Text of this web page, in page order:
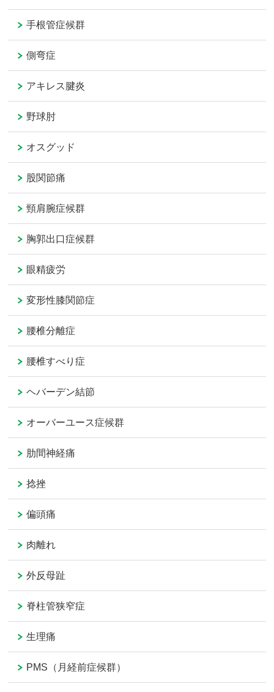
手根管症候群
側弯症
アキレス腱炎
野球肘
オスグッド
股関節痛
頸肩腕症候群
胸郭出口症候群
眼精疲労
変形性膝関節症
腰椎分離症
腰椎すべり症
ヘバーデン結節
オーバーユース症候群
肋間神経痛
捻挫
偏頭痛
肉離れ
外反母趾
脊柱管狭窄症
生理痛
PMS（月経前症候群）